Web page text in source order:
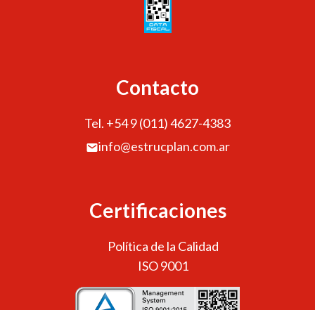
Contacto
Tel. +54 9 (011) 4627-4383
info@estrucplan.com.ar
Certificaciones
Política de la Calidad
ISO 9001